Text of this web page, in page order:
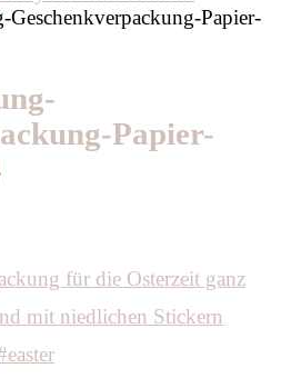
Geschenkverpackung-Papier-
Papier-